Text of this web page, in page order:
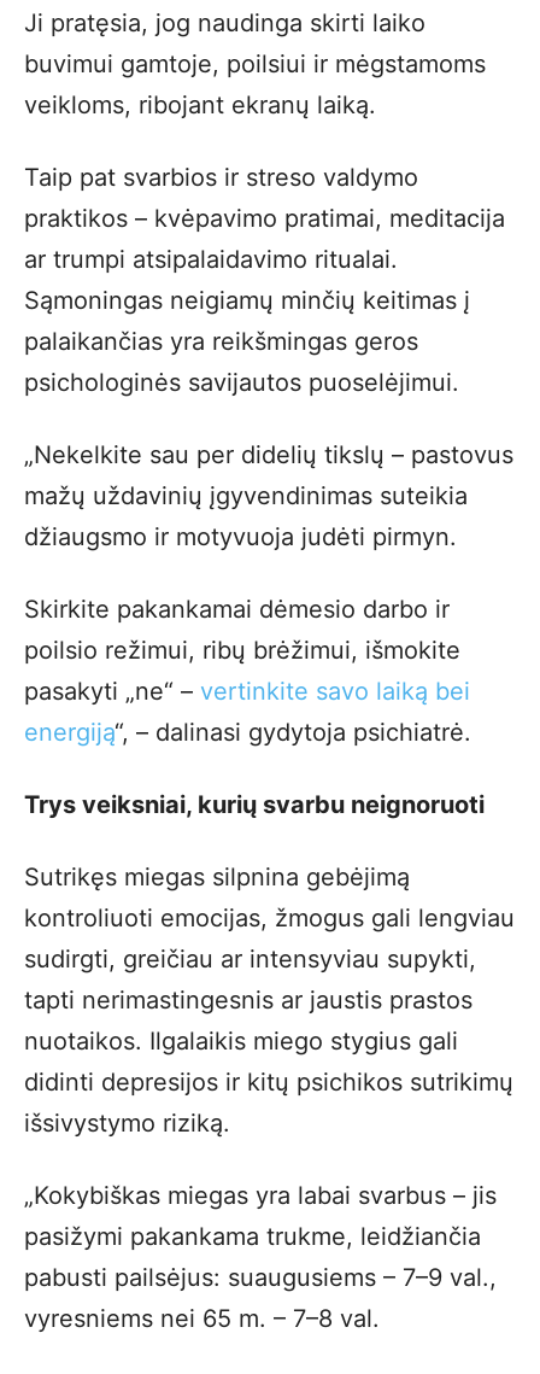
Ji pratęsia, jog naudinga skirti laiko
buvimui gamtoje, poilsiui ir mėgstamoms
veikloms, ribojant ekranų laiką.
Taip pat svarbios ir streso valdymo
praktikos – kvėpavimo pratimai, meditacija
ar trumpi atsipalaidavimo ritualai.
Sąmoningas neigiamų minčių keitimas į
palaikančias yra reikšmingas geros
psichologinės savijautos puoselėjimui.
„Nekelkite sau per didelių tikslų – pastovus
mažų uždavinių įgyvendinimas suteikia
džiaugsmo ir motyvuoja judėti pirmyn.
Skirkite pakankamai dėmesio darbo ir
poilsio režimui, ribų brėžimui, išmokite
pasakyti „ne“ – vertinkite savo laiką bei
energiją“, – dalinasi gydytoja psichiatrė.
Trys veiksniai, kurių svarbu neignoruoti
Sutrikęs miegas silpnina gebėjimą
kontroliuoti emocijas, žmogus gali lengviau
sudirgti, greičiau ar intensyviau supykti,
tapti nerimastingesnis ar jaustis prastos
nuotaikos. Ilgalaikis miego stygius gali
didinti depresijos ir kitų psichikos sutrikimų
išsivystymo riziką.
„Kokybiškas miegas yra labai svarbus – jis
pasižymi pakankama trukme, leidžiančia
pabusti pailsėjus: suaugusiems – 7–9 val.,
vyresniems nei 65 m. – 7–8 val.